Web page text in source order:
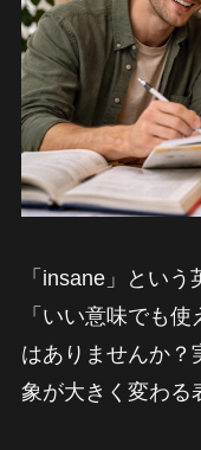
「insane」とい
「いい意味でも
はありませんか？
象が大きく変わる